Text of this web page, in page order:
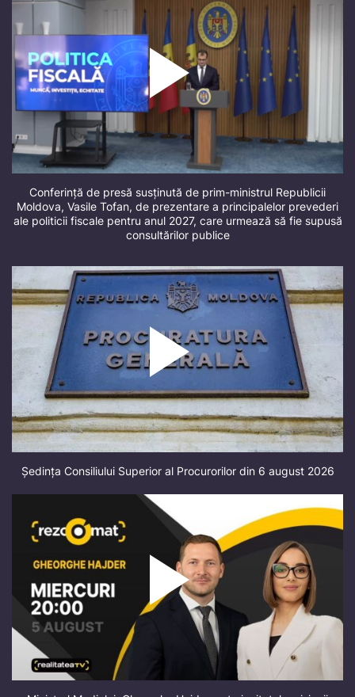
Conferință de presă susținută de prim-ministrul Republicii
Moldova, Vasile Tofan, de prezentare a principalelor prevederi
ale politicii fiscale pentru anul 2027, care urmează să fie supusă
consultărilor publice
Ședința Consiliului Superior al Procurorilor din 6 august 2026